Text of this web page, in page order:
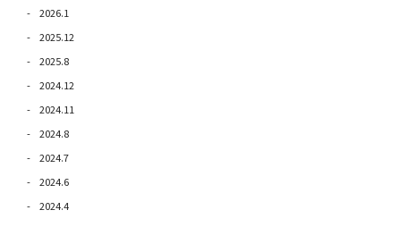
2026.1
2025.12
2025.8
2024.12
2024.11
2024.8
2024.7
2024.6
2024.4